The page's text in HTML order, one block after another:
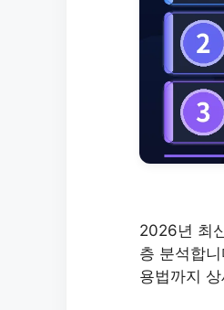
2026년 최
층 분석합
용법까지